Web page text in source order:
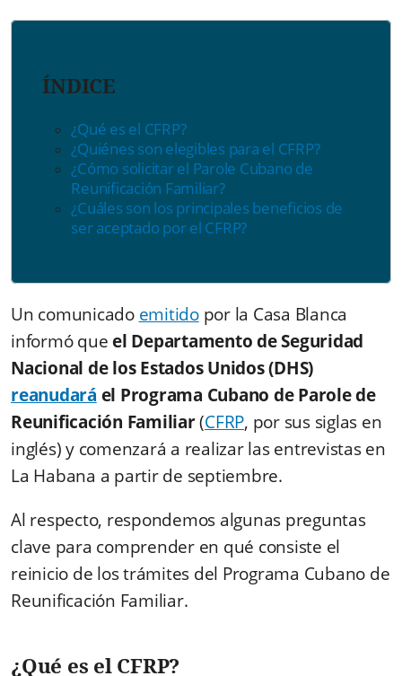
ÍNDICE
¿Qué es el CFRP?
¿Quiénes son elegibles para el CFRP?
¿Cómo solicitar el Parole Cubano de
Reunificación Familiar?
¿Cuáles son los principales beneficios de
ser aceptado por el CFRP?
Un comunicado emitidopor la Casa Blanca
informó queel Departamento de Seguridad
Nacional de los Estados Unidos (DHS)
reanudará el Programa Cubano de Parole de
Reunificación Familiar(CFRP, por sus siglas en
inglés) y comenzará a realizar las entrevistas en
La Habana a partir de septiembre.
Al respecto, respondemos algunas preguntas
clave para comprender en qué consiste el
reinicio de los trámites del Programa Cubano de
Reunificación Familiar.
¿Qué es el CFRP?